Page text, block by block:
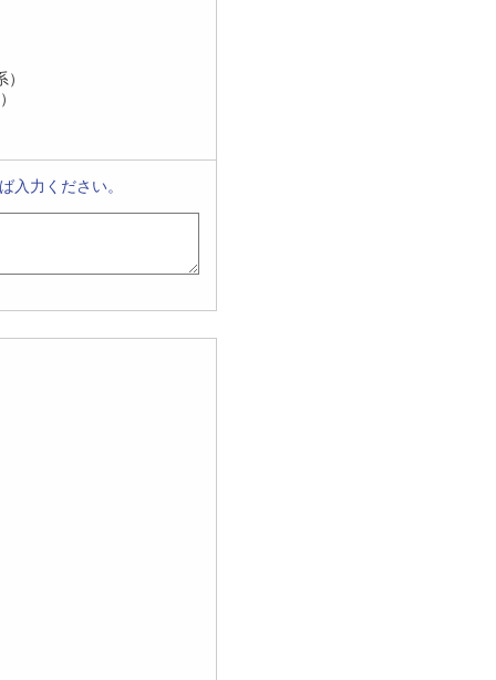
入力ください。